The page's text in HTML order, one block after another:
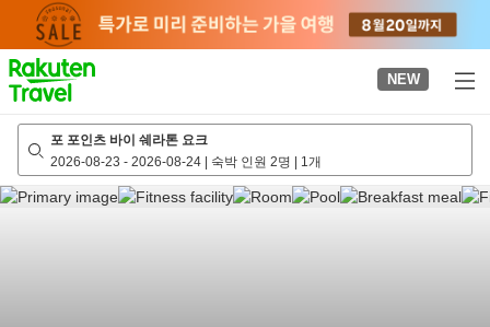
page
NEW
포 포인츠 바이 쉐라톤 요크
2026-08-23 - 2026-08-24 | 숙박 인원 2명 | 1개